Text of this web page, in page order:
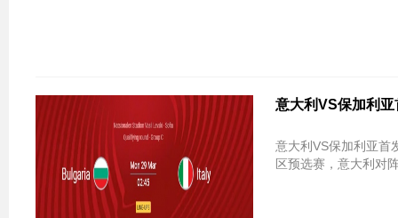
意大利VS保加利
意大利VS保加利亚首
区预选赛，意大利对